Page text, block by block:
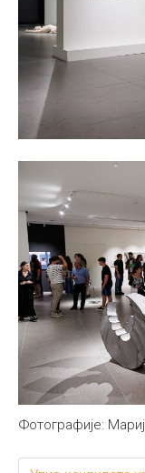
Фотографије: